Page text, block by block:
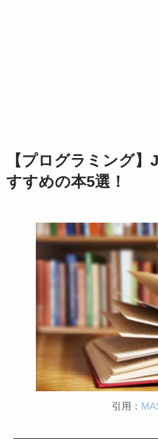
【プログラミング
すすめの本5選！
引用：